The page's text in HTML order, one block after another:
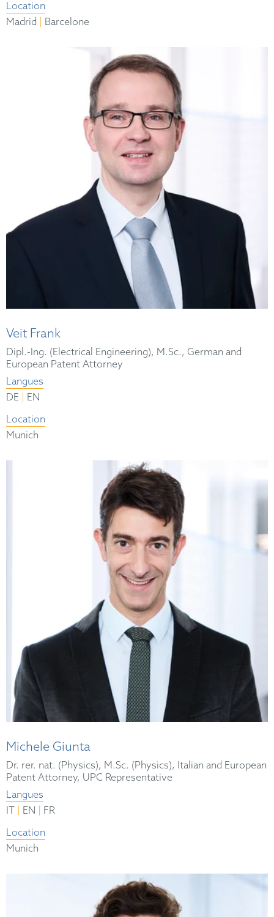
Location
Madrid
Barcelone
Veit Frank
Dipl.-Ing. (Electrical Engineering), M.Sc., German and
European Patent Attorney
Langues
DE
EN
Location
Munich
Michele Giunta
Dr. rer. nat. (Physics), M.Sc. (Physics), Italian and European
Patent Attorney, UPC Representative
Langues
IT
EN
FR
Location
Munich